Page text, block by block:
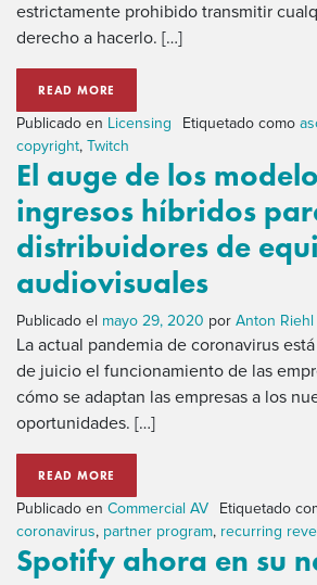
estrictamente prohibido transmitir
derecho a hacerlo. […]
READ MORE
Publicado en Licensing Etiquetado como
copyright, Twitch
El auge de los
ingresos híbridos
distribuidores de
audiovisuales
Publicado el mayo 29, 2020 por Anton Riehl
La actual pandemia de coronavirus
de juicio el funcionamiento de las
cómo se adaptan las empresas a los
oportunidades. […]
READ MORE
Publicado en Commercial AV Etiquetado
coronavirus, partner program, recurring
Spotify ahora en su